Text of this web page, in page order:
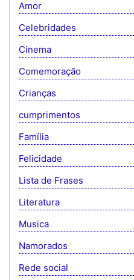
Amor
Celebridades
Cinema
Comemoração
Crianças
cumprimentos
Família
Felicidade
Lista de Frases
Literatura
Musica
Namorados
Rede social